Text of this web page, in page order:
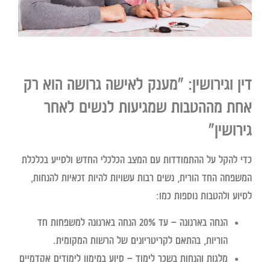
דין וגירושין: "מענק לאישה גרושה הוא רק
אחת מההטבות שמגיעות לנשים לאחר
גירושין"
כדי להקל על ההתמודדות עם המצב הכלכלי החדש ולסייע בכלכלת
המשפחה החד הורית, נשים רבות עשויות להיות זכאיות להנחות,
לסיוע ולהטבות נוספות כמו:
הנחה בארנונה –
עד 20% הנחה בארנונה למשפחות חד
הוריות, בהתאם לקריטריונים של הרשות המקומית.
מלגות והנחות בשכר לימוד –סיוע במימון לימודים אקדמיים